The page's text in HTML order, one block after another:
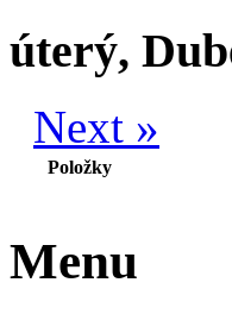
úterý,
Next »
Položky
Menu